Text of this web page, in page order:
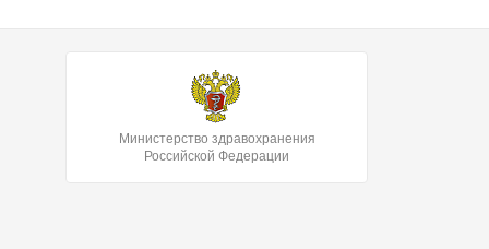
Министерство здравохранения
Российской Федерации